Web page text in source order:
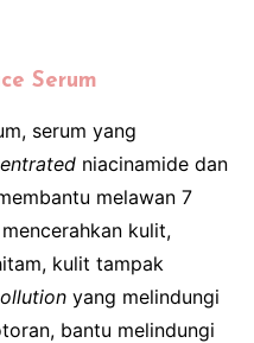
Serum
serum yang
niacinamide dan
melawan 7
kulit,
kulit tampak
yang melindungi
bantu melindungi